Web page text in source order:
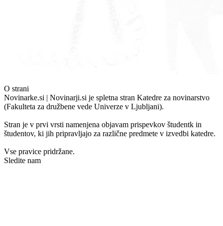
O strani
Novinarke.si | Novinarji.si je spletna stran Katedre za novinarstvo
(Fakulteta za družbene vede Univerze v Ljubljani).
Stran je v prvi vrsti namenjena objavam prispevkov študentk in
študentov, ki jih pripravljajo za različne predmete v izvedbi katedre.
Vse pravice pridržane.
Sledite nam